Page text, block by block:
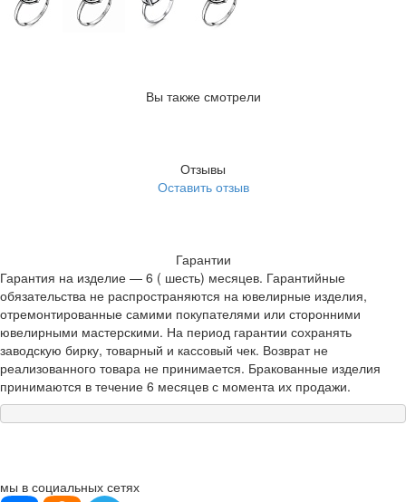
Вы также смотрели
Отзывы
Оставить отзыв
Гарантии
Гарантия на изделие — 6 ( шесть) месяцев. Гарантийные
обязательства не распространяются на ювелирные изделия,
отремонтированные самими покупателями или сторонними
ювелирными мастерскими. На период гарантии сохранять
заводскую бирку, товарный и кассовый чек. Возврат не
реализованного товара не принимается. Бракованные изделия
принимаются в течение 6 месяцев с момента их продажи.
мы в социальных сетях